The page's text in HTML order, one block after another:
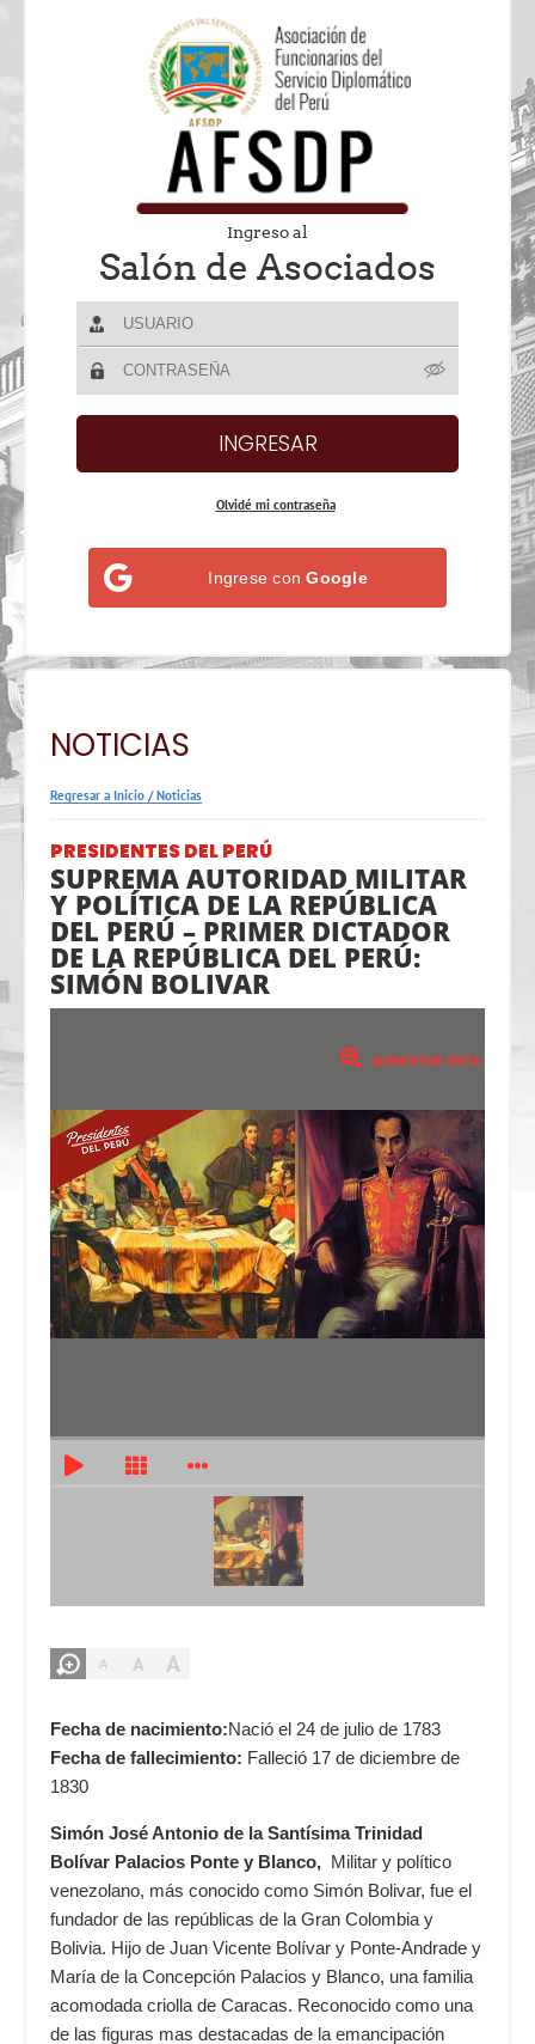
Ingreso al
Salón de Asociados
Olvidé mi contraseña
Ingrese conGoogle
NOTICIAS
Regresar a Inicio /Noticias
PRESIDENTES DEL PERÚ
SUPREMA AUTORIDAD MILITAR
Y POLÍTICA DE LA REPÚBLICA
DEL PERÚ – PRIMER DICTADOR
DE LA REPÚBLICA DEL PERÚ:
SIMÓN BOLIVAR
A A A
Fecha de nacimiento:Nació el 24 de julio de 1783
Fecha de fallecimiento: Falleció 17 de diciembre de
1830
Simón José Antonio de la Santísima Trinidad
Bolívar Palacios Ponte y Blanco, Militar y político
venezolano, más conocido como Simón Bolivar, fue el
fundador de las repúblicas de la Gran Colombia y
Bolivia. Hijo de Juan Vicente Bolívar y Ponte-Andrade y
María de la Concepción Palacios y Blanco, una familia
acomodada criolla de Caracas. Reconocido como una
de las figuras mas destacadas de la emancipación